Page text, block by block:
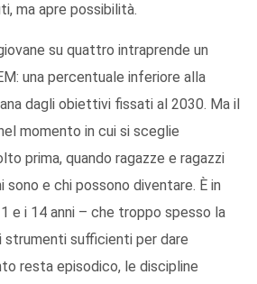
ma apre possibilità.
su quattro intraprende un
una percentuale inferiore alla
dagli obiettivi fissati al 2030. Ma il
momento in cui si sceglie
prima, quando ragazze e ragazzi
sono e chi possono diventare. È in
e i 14 anni – che troppo spesso la
strumenti suﬃcienti per dare
resta episodico, le discipline